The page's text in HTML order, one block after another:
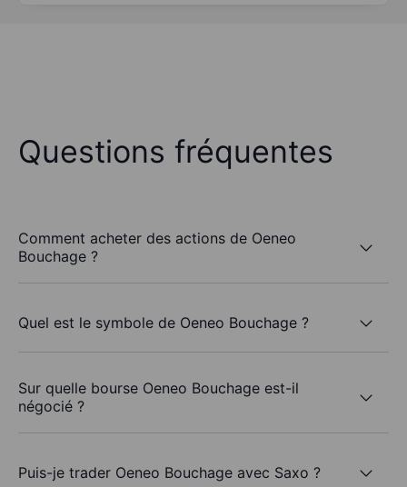
Questions fréquentes
Comment acheter des actions de Oeneo
Bouchage ?
Quel est le symbole de Oeneo Bouchage ?
Sur quelle bourse Oeneo Bouchage est-il
négocié ?
Puis-je trader Oeneo Bouchage avec Saxo ?